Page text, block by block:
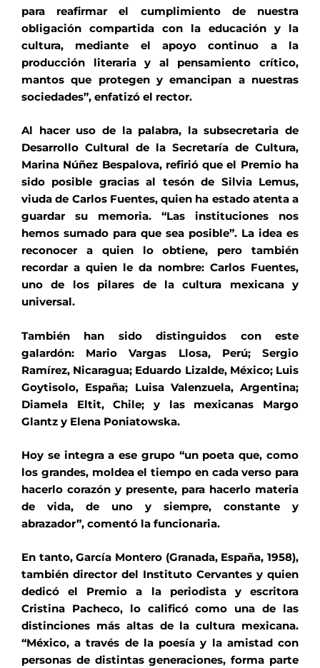
para reafirmar el cumplimiento de nuestra
obligación compartida con la educación y la
cultura, mediante el apoyo continuo a la
producción literaria y al pensamiento crítico,
mantos que protegen y emancipan a nuestras
sociedades”, enfatizó el rector.
Al hacer uso de la palabra, la subsecretaria de
Desarrollo Cultural de la Secretaría de Cultura,
Marina Núñez Bespalova, refirió que el Premio ha
sido posible gracias al tesón de Silvia Lemus,
viuda de Carlos Fuentes, quien ha estado atenta a
guardar su memoria. “Las instituciones nos
hemos sumado para que sea posible”. La idea es
reconocer a quien lo obtiene, pero también
recordar a quien le da nombre: Carlos Fuentes,
uno de los pilares de la cultura mexicana y
universal.
También han sido distinguidos con este
galardón: Mario Vargas Llosa, Perú; Sergio
Ramírez, Nicaragua; Eduardo Lizalde, México; Luis
Goytisolo, España; Luisa Valenzuela, Argentina;
Diamela Eltit, Chile; y las mexicanas Margo
Glantz y Elena Poniatowska.
Hoy se integra a ese grupo “un poeta que, como
los grandes, moldea el tiempo en cada verso para
hacerlo corazón y presente, para hacerlo materia
de vida, de uno y siempre, constante y
abrazador”, comentó la funcionaria.
En tanto, García Montero (Granada, España, 1958),
también director del Instituto Cervantes y quien
dedicó el Premio a la periodista y escritora
Cristina Pacheco, lo calificó como una de las
distinciones más altas de la cultura mexicana.
“México, a través de la poesía y la amistad con
personas de distintas generaciones, forma parte